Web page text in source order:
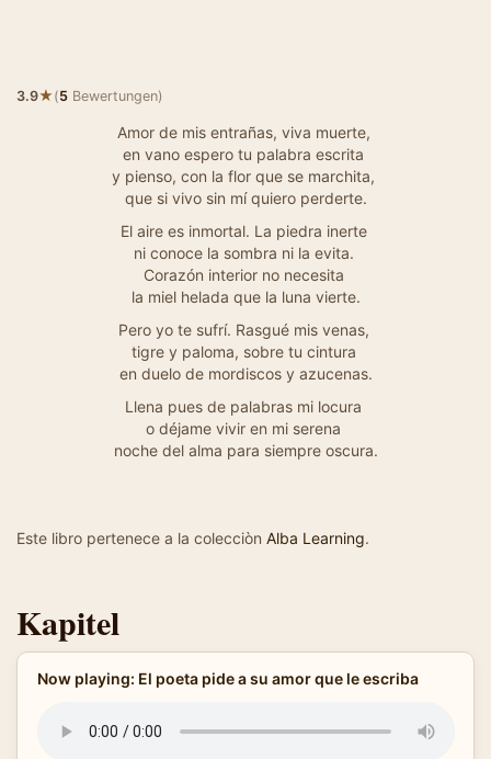
3.9★(5 Bewertungen)
Amor de mis entrañas, viva muerte,
en vano espero tu palabra escrita
y pienso, con la flor que se marchita,
que si vivo sin mí quiero perderte.
El aire es inmortal. La piedra inerte
ni conoce la sombra ni la evita.
Corazón interior no necesita
la miel helada que la luna vierte.
Pero yo te sufrí. Rasgué mis venas,
tigre y paloma, sobre tu cintura
en duelo de mordiscos y azucenas.
Llena pues de palabras mi locura
o déjame vivir en mi serena
noche del alma para siempre oscura.
Este libro pertenece a la colecciòn Alba Learning.
Kapitel
Now playing: El poeta pide a su amor que le escriba